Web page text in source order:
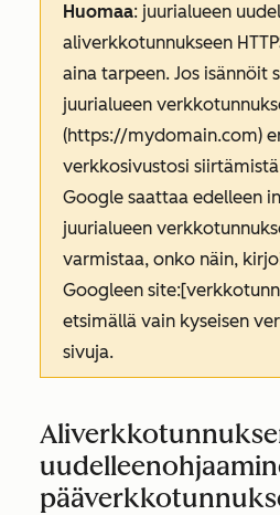
Huomaa: juurialueen
aliverkkotunnukseen
aina tarpeen. Jos isännöit
juurialueen
(https://mydomain.com)
verkkosivustosi
Google saattaa edelleen
juurialueen
varmistaa, onko näin,
Googleen
etsimällä vain kyseisen
sivuja.